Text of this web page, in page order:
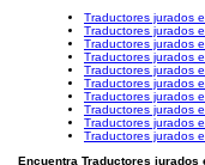
Traductores jurados
Traductores jurados
Traductores jurados
Traductores jurados
Traductores jurados
Traductores jurados
Traductores jurados
Traductores jurados
Traductores jurados
Traductores jurados
Encuentra Traductores